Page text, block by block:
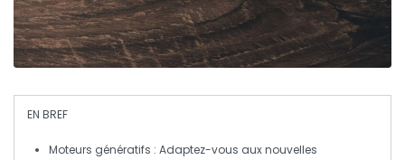
EN BREF
Moteurs génératifs : Adaptez-vous aux nouvelles